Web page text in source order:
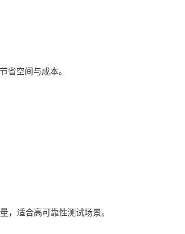
省空间与成本。
，适合高可靠性测试场景。